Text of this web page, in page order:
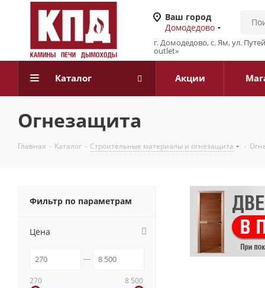
Ваш город
Домодедово
г. Домодедово, с. Ям, ул.
outlet»
Каталог Акции
Огнезащита
Главная - Каталог - Строительные материалы и огнезащита -
Фильтр по параметрам
Цена
270 8 500